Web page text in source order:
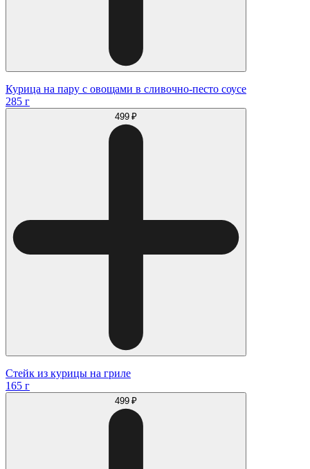
Курица на пару с овощами в сливочно-песто соусе
285 г
499 ₽
Стейк из курицы на гриле
165 г
499 ₽